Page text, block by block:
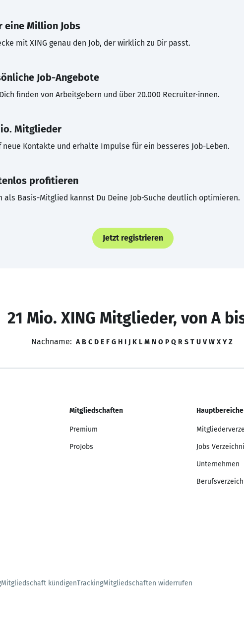
eine Million Jobs
mit XING genau den Job, der wirklich zu Dir passt.
Job-Angebote
finden von Arbeitgebern und über 20.000 Recruiter·innen.
Mitglieder
neue Kontakte und erhalte Impulse für ein besseres Job-Leben.
profitieren
als Basis-Mitglied kannst Du Deine Job-Suche deutlich optimieren.
Jetzt registrieren
21 Mio. XING Mitglieder, von A
Nachname: A B C D E F G H I J K L M N O P Q R S T U V W X Y Z
Mitgliedschaften
Premium
ProJobs
Hauptbereiche
Jobs
Unternehmen
Mitgliedschaft kündigenTrackingMitgliedschaften widerrufen